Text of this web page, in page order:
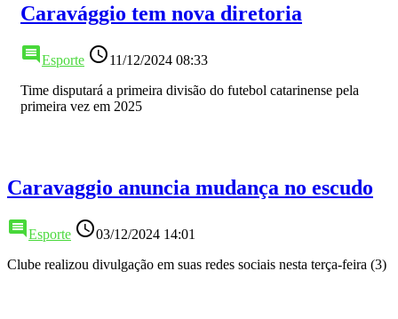
Caravággio tem nova diretoria
comment Esporte access_time11/12/2024 08:33
Time disputará a primeira divisão do futebol catarinense pela
primeira vez em 2025
Caravaggio anuncia mudança no escudo
comment Esporte access_time03/12/2024 14:01
Clube realizou divulgação em suas redes sociais nesta terça-feira (3)